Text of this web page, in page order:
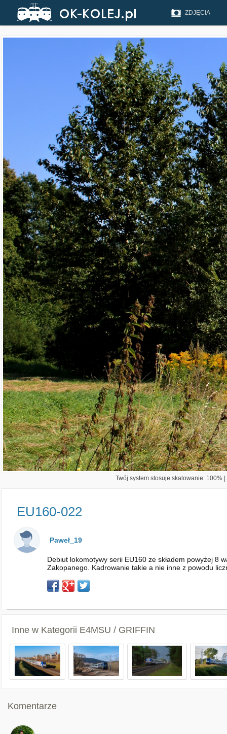
ZDJĘCIA
Twój system stosuje skalowanie: 100%
EU160-022
Paweł_19
Debiut lokomotywy serii EU160 ze składem powyżej 8
Zakopanego. Kadrowanie takie a nie inne z powodu
Inne w Kategorii E4MSU / GRIFFIN
Komentarze